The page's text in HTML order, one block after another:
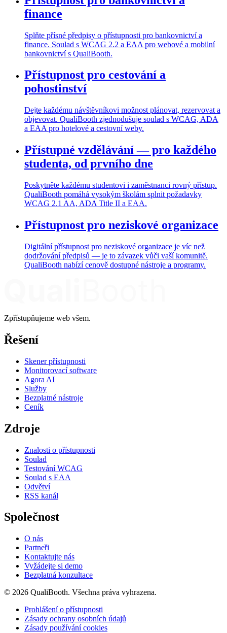
finance
Splňte přísné předpisy o přístupnosti pro bankovnictví a
finance. Soulad s WCAG 2.2 a EAA pro webové a mobilní
bankovnictví s QualiBooth.
Přístupnost pro cestování a
pohostinství
Dejte každému návštěvníkovi možnost plánovat, rezervovat a
objevovat. QualiBooth zjednodušuje soulad s WCAG, ADA
a EAA pro hotelové a cestovní weby.
Přístupné vzdělávání — pro každého
studenta, od prvního dne
Poskytněte každému studentovi i zaměstnanci rovný přístup.
QualiBooth pomáhá vysokým školám splnit požadavky
WCAG 2.1 AA, ADA Title II a EAA.
Přístupnost pro neziskové organizace
Digitální přístupnost pro neziskové organizace je víc než
dodržování předpisů — je to závazek vůči vaší komunitě.
QualiBooth nabízí cenově dostupné nástroje a programy.
Zpřístupňujeme web všem.
Řešení
Skener přístupnosti
Monitorovací software
Agora AI
Služby
Bezplatné nástroje
Ceník
Zdroje
Znalosti o přístupnosti
Soulad
Testování WCAG
Soulad s EAA
Odvětví
RSS kanál
Společnost
O nás
Partneři
Kontaktujte nás
Vyžádejte si demo
Bezplatná konzultace
© 2026 QualiBooth. Všechna práva vyhrazena.
Prohlášení o přístupnosti
Zásady ochrany osobních údajů
Zásady používání cookies